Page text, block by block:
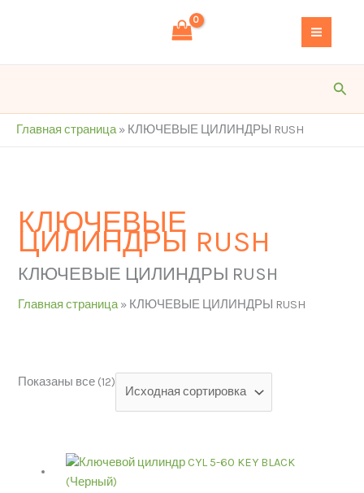
Главная страница» КЛЮЧЕВЫЕ ЦИЛИНДРЫ RUSH
h
КЛЮЧЕВЫЕ
ЦИЛИНДРЫ RUSH
КЛЮЧЕВЫЕ ЦИЛИНДРЫ RUSH
Главная страница» КЛЮЧЕВЫЕ ЦИЛИНДРЫ RUSH
Показаны все (12)